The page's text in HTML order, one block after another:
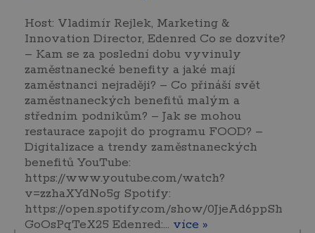
Host: Vladimír Rejlek, Marketing &
Innovation Director, Edenred Co se dozvíte?
– Kam se za poslední dobu vyvinuly
zaměstnanecké benefity a jaké mají
zaměstnanci nejraději? – Co přináší svět
zaměstnaneckých benefitů malým a
středním podnikům? – Jak se mohou
restaurace zapojit do programu FOOD? –
Digitalizace a trendy zaměstnaneckých
benefitů YouTube:
https://www.youtube.com/watch?
v=zzhaXYdNo5g Spotify:
https://open.spotify.com/show/0JjeAd6ppSh
GoOsPqTeX25 Edenred:… více »